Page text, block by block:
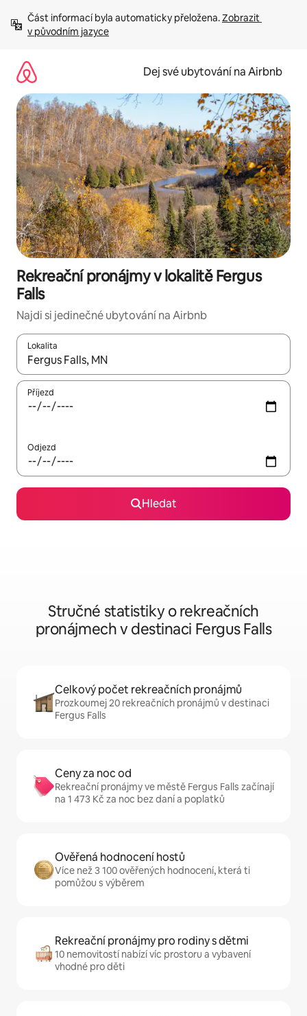
obsah
Část informací byla automaticky přeložena. Zobrazit
v původním jazyce
Dej své ubytování na Airbnb
Rekreační pronájmy v lokalitě Fergus
Falls
Najdi si jedinečné ubytování na Airbnb
Lokalita
Až budou výsledky k dispozici, můžeš si je procházet pomocí
Příjezd
Odjezd
Hledat
Stručné statistiky o rekreačních
pronájmech v destinaci Fergus Falls
Celkový počet rekreačních pronájmů
Prozkoumej 20 rekreačních pronájmů v destinaci
Fergus Falls
Ceny za noc od
Rekreační pronájmy ve městě Fergus Falls začínají
na 1 473 Kč za noc bez daní a poplatků
Ověřená hodnocení hostů
Více než 3 100 ověřených hodnocení, která ti
pomůžou s výběrem
Rekreační pronájmy pro rodiny s dětmi
10 nemovitostí nabízí víc prostoru a vybavení
vhodné pro děti